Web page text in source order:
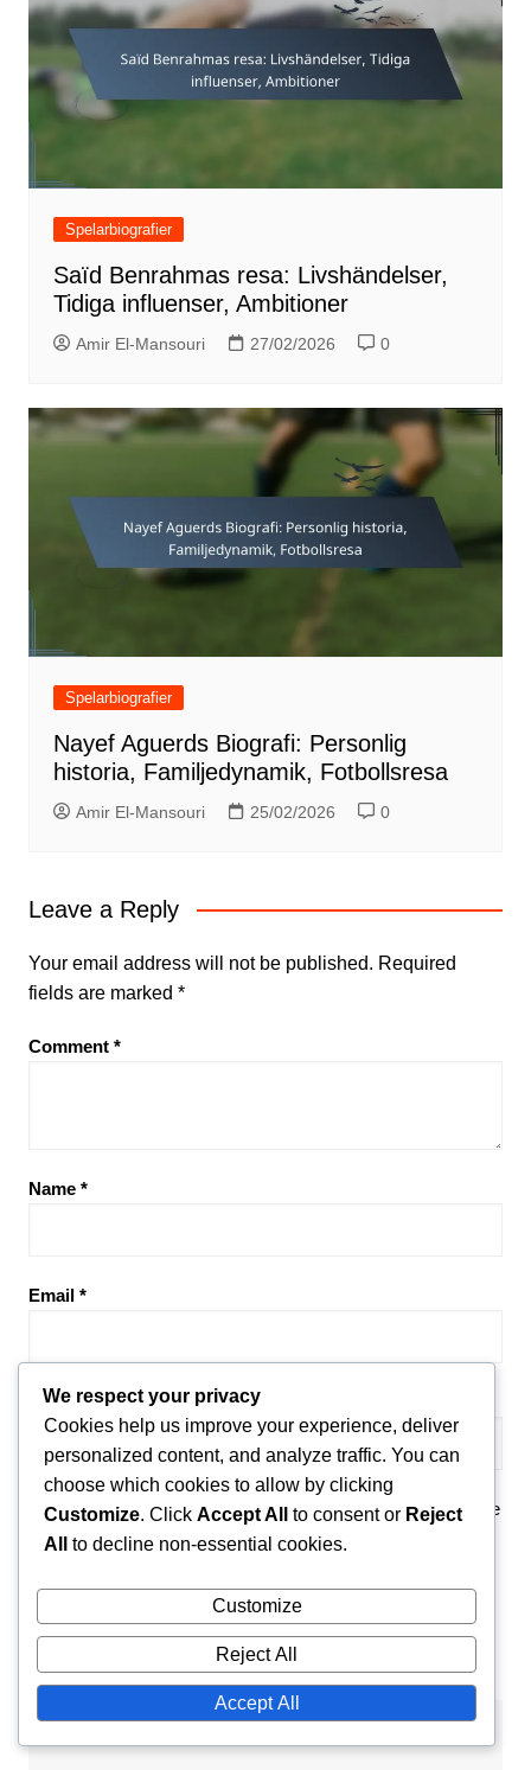
Spelarbiografier
Saïd Benrahmas resa: Livshändelser,
Tidiga influenser, Ambitioner
Amir El-Mansouri 27/02/2026 0
Spelarbiografier
Nayef Aguerds Biografi: Personlig
historia, Familjedynamik, Fotbollsresa
Amir El-Mansouri 25/02/2026 0
Leave a Reply
Your email address will not be published. Required
fields are marked *
Comment *
Name *
Email *
Website
Save my name, email, and website in this browser for the
next time I comment.
We respect your privacy
Cookies help us improve your experience, deliver
personalized content, and analyze traffic. You can
choose which cookies to allow by clicking
Customize. Click Accept All to consent or Reject
All
to decline non-essential cookies.
Customize
Reject All
Accept All